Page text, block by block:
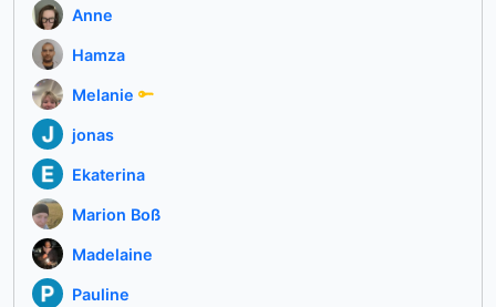
Anne
Hamza
Melanie
jonas
Ekaterina
Marion Boß
Madelaine
Pauline